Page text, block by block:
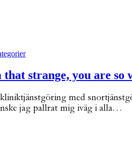
that strange, you are so
kliniktjänstgöring med
jag pallrat mig iväg i alla…